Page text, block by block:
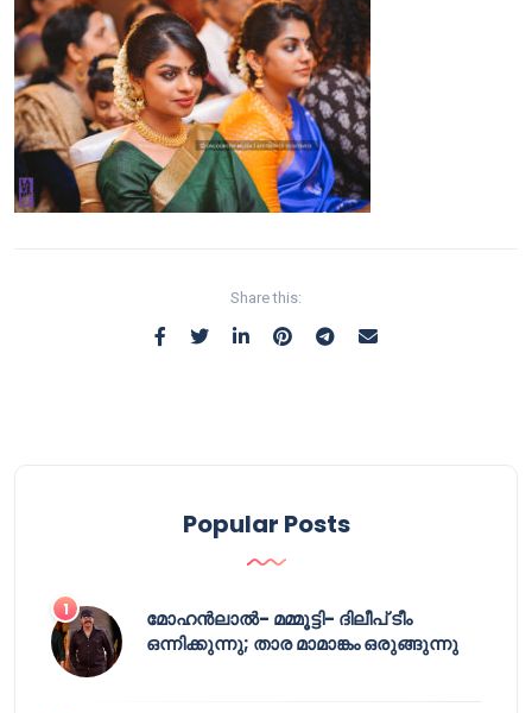
Share this:
Popular Posts
മോഹൻലാൽ- മമ്മൂട്ടി- ദിലീപ് ടീം
ഒന്നിക്കുന്നു; താര മാമാങ്കം ഒരുങ്ങുന്നു